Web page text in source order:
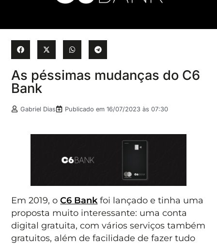
As péssimas mudanças do C6
Bank
Gabriel Dias Publicado em16/07/2023 às 07:30
Em 2019, oC6 Bankfoi lançado e tinha uma
proposta muito interessante: uma conta
digital gratuita, com vários serviços também
gratuitos, além de facilidade de fazer tudo